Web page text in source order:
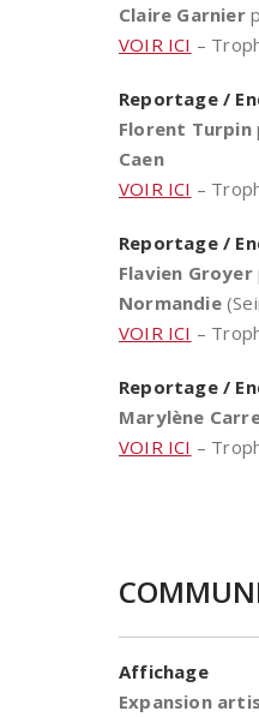
Claire Garnier
VOIR ICI –
Reportage /
Florent Turpin
Caen
VOIR ICI –
Reportage /
Flavien Groyer
Normandie
VOIR ICI –
Reportage /
Marylène
VOIR ICI –
C
Affichage
Expansion